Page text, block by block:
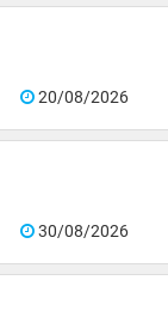
20/08/2026
30/08/2026